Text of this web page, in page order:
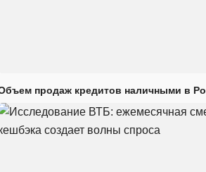
продаж кредитов наличными в